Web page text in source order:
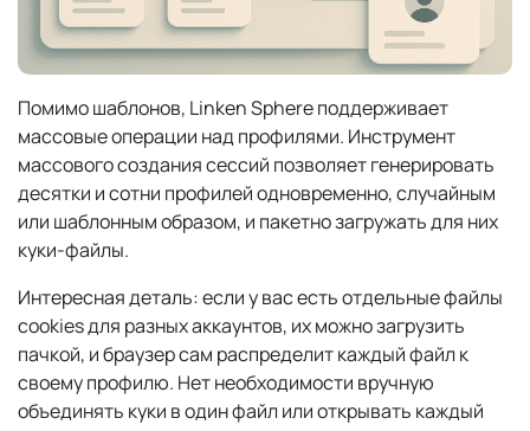
Помимо шаблонов, Linken Sphere поддерживает
массовые операции над профилями. Инструмент
массового создания сессий позволяет генерировать
десятки и сотни профилей одновременно, случайным
или шаблонным образом, и пакетно загружать для них
куки-файлы.
Интересная деталь: если у вас есть отдельные файлы
cookies для разных аккаунтов, их можно загрузить
пачкой, и браузер сам распределит каждый файл к
своему профилю. Нет необходимости вручную
объединять куки в один файл или открывать каждый